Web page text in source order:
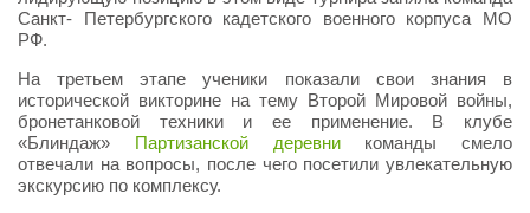
Санкт- Петербургского кадетского военного корпуса МО
РФ.
На третьем этапе ученики показали свои знания в
исторической викторине на тему Второй Мировой войны,
бронетанковой техники и ее применение. В клубе
«Блиндаж» Партизанской деревникоманды смело
отвечали на вопросы, после чего посетили увлекательную
экскурсию по комплексу.